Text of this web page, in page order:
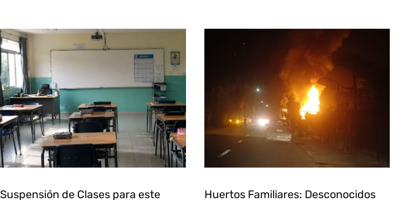
Suspensión de Clases para este Huertos Familiares: Desconocidos